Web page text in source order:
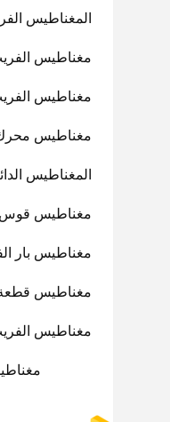
المغناطيس
مغناطيس
مغناطيس
مغناطيس
المغناطيس
مغناطيس قوس
مغناطيس بار
مغناطيس
مغناطيس